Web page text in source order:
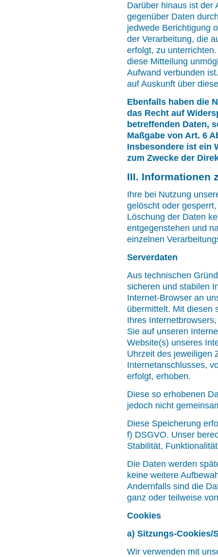
Darüber hinaus ist der
gegenüber Daten
jedwede Berichtigung
der Verarbeitung, die
erfolgt, zu
diese Mitteilung
Aufwand verbunden
auf Auskunft über
Ebenfalls haben die
das Recht auf
betreffenden Daten,
Maßgabe von Art. 6
Insbesondere ist ein
zum Zwecke der
III. Informationen
Ihre bei Nutzung
gelöscht oder
Löschung der Daten
entgegenstehen und
einzelnen
Serverdaten
Aus technischen
sicheren und stabilen
Internet-Browser an
übermittelt. Mit diesen
Ihres
Sie auf unseren
Website(s) unseres
Uhrzeit des jeweiligen
Internetanschlusses,
erfolgt, erhoben.
Diese so erhobenen
jedoch nicht
Diese Speicherung
f) DSGVO. Unser
Stabilität,
Die Daten werden
keine weitere
Andernfalls sind die
ganz oder teilweise
Cookies
a) Sitzungs-Cookies/
Wir verwenden mit